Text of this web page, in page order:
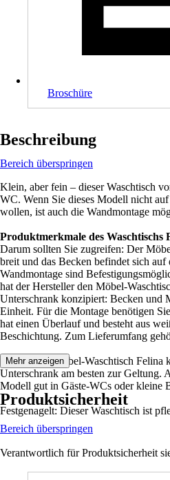
Broschüre
Beschreibung
Bereich überspringen
Klein, aber fein – dieser Waschtisch
WC. Wenn Sie dieses Modell nicht
wollen, ist auch die Wandmontage
Produktmerkmale des Waschtischs
Darum sollten Sie zugreifen: Der
breit und das Becken befindet sich auf
Wandmontage sind
hat der Hersteller den Möbel-
Unterschrank konzipiert: Becken und
Einheit. Für die Montage benötigen
hat einen Überlauf und besteht aus
Beschichtung. Zum Lieferumfang
Der basano-Möbel-Waschtisch
Unterschrank am besten zur Geltung.
Modell gut in Gäste-WCs oder kleine
Festgenagelt: Dieser Waschtisch ist
Mehr anzeigen
Produktsicherheit
Bereich überspringen
Verantwortlich für Produktsicherheit